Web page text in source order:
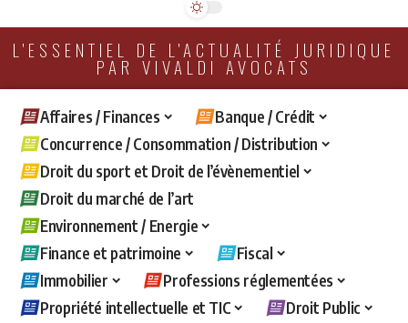
L'ESSENTIEL DE L'ACTUALITÉ JURIDIQUE
PAR VIVALDI AVOCATS
Affaires / Finances
Banque / Crédit
Concurrence / Consommation / Distribution
Droit du sport et Droit de l’évènementiel
Droit du marché de l’art
Environnement / Energie
Finance et patrimoine
Fiscal
Immobilier
Professions réglementées
Propriété intellectuelle et TIC
Droit Public